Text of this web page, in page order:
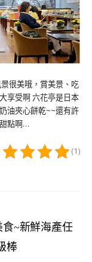
很美哦，賞美景、吃
享受啊 六花亭是日本
油夾心餅乾~~還有許
點啊…
(1)
食~新鮮海產任
棒